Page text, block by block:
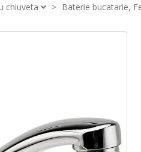
chiuveta > Baterie bucatarie,